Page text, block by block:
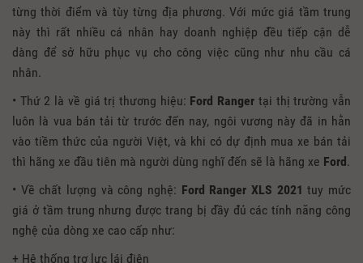
từng thời điểm và tùy từng địa phương. Với mức giá tầm trung
này thì rất nhiều cá nhân hay doanh nghiệp đều tiếp cận dễ
dàng để sở hữu phục vụ cho công việc cũng như nhu cầu cá
nhân.
• Thứ 2 là về giá trị thương hiệu: Ford Ranger tại thị trường vẫn
luôn là vua bán tải từ trước đến nay, ngôi vương này đã in hằn
vào tiềm thức của người Việt, và khi có dự định mua xe bán tải
thì hãng xe đầu tiên mà người dùng nghĩ đến sẽ là hãng xe Ford.
• Về chất lượng và công nghệ: Ford Ranger XLS 2021 tuy mức
giá ở tầm trung nhưng được trang bị đầy đủ các tính năng công
nghệ của dòng xe cao cấp như:
+ Hệ thống trợ lực lái điện